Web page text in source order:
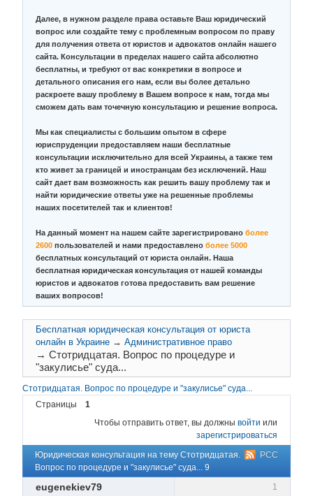
Далее, в нужном разделе права оставьте Ваш юридический
вопрос или создайте тему с проблемным вопросом по праву
для получения ответа от юристов и адвокатов онлайн нашего
сайта. Консультации в пределах нашего сайта абсолютно
бесплатны, и требуют от вас конкретики в вопросе и
детального описания его нам, если вы более детально
раскроете вашу проблему в Вашем вопросе к нам, тогда мы
сможем дать вам точечную консультацию и решение вопроса.
Мы как специалисты с большим опытом в сфере
юриспруденции предоставляем наши бесплатные
консультации исключительно для всей Украины, а также тем
кто живет за границей и иностранцам без исключений. Наш
сайт дает вам возможность как решить вашу проблему так и
найти юридические ответы уже на решенные проблемы
наших посетителей так и клиентов!
На данный момент на нашем сайте зарегистрировано более
2600 пользователей и нами предоставлено более 5000
бесплатных консультаций от юриста онлайн. Наша
бесплатная юридическая консультация от нашей команды
юристов и адвокатов готова предоставить вам решение
ваших вопросов!
Стотридцатая. Вопрос по процедуре и "закулисье" суда...
Страницы
1
Чтобы отправить ответ, вы должны войти или
зарегистрироваться
РСС
Юридическая консультация на тему Стотридцатая.
Вопрос по процедуре и "закулисье" суда... 9
1
eugenekiev79
Бесплатная юридическая консультация от юриста
онлайн в Украине →Административное право
→Стотридцатая. Вопрос по процедуре и
"закулисье" суда...